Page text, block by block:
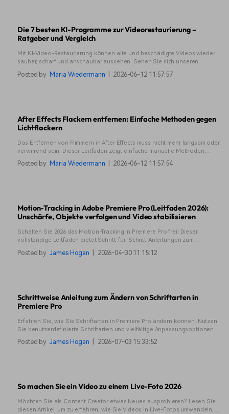
Die 7 besten KI-Programme zur Videorestaurierung –
Ratgeber und Vergleich
Mit KI-Video-Restaurierung können alte und beschädigte Videos wieder
sauber, scharf und anschaubar aussehen. Sehen Sie sich unseren
Leitfaden für bewährte Tools und eine verständliche Schritt-für-Schritt-
Anleitung an.
Posted by Maria Wiedermann 2026-06-12 11:57:57
After Effects Flackern entfernen: Einfache Methoden gegen
Lichtflackern
Das Entfernen von Flimmern in After Effects muss nicht mehr langsam oder
verwirrend sein. Dieser Leitfaden zeigt einfache manuelle Methoden,
Plugin-Optionen und eine KI-Lösung, die Stunden an Arbeit spart.
Posted by Maria Wiedermann 2026-06-12 11:57:54
Motion-Tracking in Adobe Premiere Pro (Leitfaden 2026):
Unschärfe, Objekte verfolgen und Video stabilisieren
Schalten Sie 2026 das Motion-Tracking in Premiere Pro frei! Dieser
vollständige Leitfaden bietet Schritt-für-Schritt-Anleitungen zum
Verwischen von Gesichtern, Verfolgen beweglicher Objekte und
Stabilisieren verwackelter Videos. Verbessern Sie noch heute Ihre
Posted by James Hogan 2026-04-30 11:15:12
Schrittweise Anleitung zum Ändern von Schriftarten in
Premiere Pro
Erfahren Sie, wie Sie Schriftarten in Premiere Pro ändern können. Nutzen
Sie benutzerdefinierte Schriftarten und vielfältige Anpassungsoptionen
für hochwertige Textbearbeitung. Dies ist ideal für professionelle Videos
und mehr!
Posted by James Hogan 2026-07-03 15:33:52
So machen Sie ein Video zu einem Live-Foto 2026
Möchten Sie als Content Creator etwas Neues ausprobieren? Lesen Sie
diesen Artikel, um zu erfahren, wie Sie Videos in Live-Fotos umwandeln,